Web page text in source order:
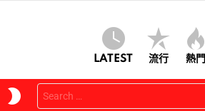
LATEST 流行 熱門
SKIN
Search
for: